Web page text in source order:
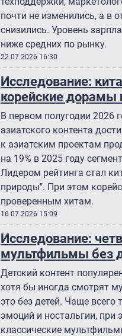
почти не изменились, а в
снизились. Уровень
ниже средних по рынку.
22.07.2026 16:30
Исследование:
корейские дорамы
В первом полугодии 2026
азиатского контента
к азиатским проектам
на 19% в 2025 году
Лидером рейтинга стал
природы". При этом
проверенным хитам.
16.07.2026 15:09
Исследование:
мультфильмы без
Детский контент
хотя бы иногда смотрят
это без детей. Чаще
эмоций и ностальгии, при
классические